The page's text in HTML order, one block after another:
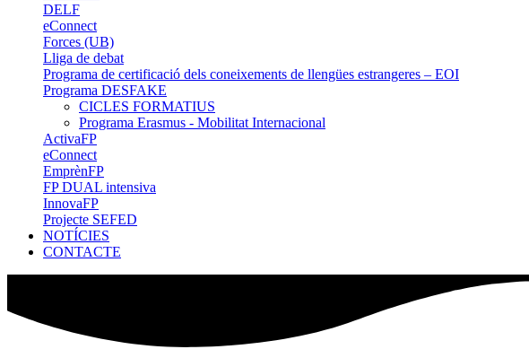
DELF
eConnect
Forces (UB)
Lliga de debat
Programa de certificació dels coneixements de llengües estrangeres – EOI
Programa DESFAKE
CICLES FORMATIUS
Programa Erasmus - Mobilitat Internacional
ActivaFP
eConnect
EmprènFP
FP DUAL intensiva
InnovaFP
Projecte SEFED
NOTÍCIES
CONTACTE